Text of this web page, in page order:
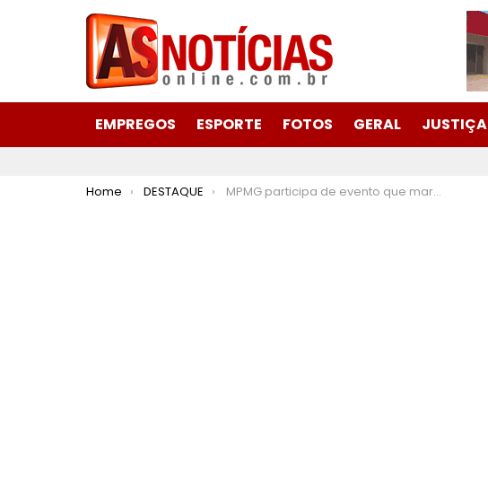
EMPREGOS ESPORTE FOTOS GERAL JUSTIÇA
You are here:
Home DESTAQUE MPMG participa de evento que marca o encerramento definitivo do Hospital Colônia de Barbacena